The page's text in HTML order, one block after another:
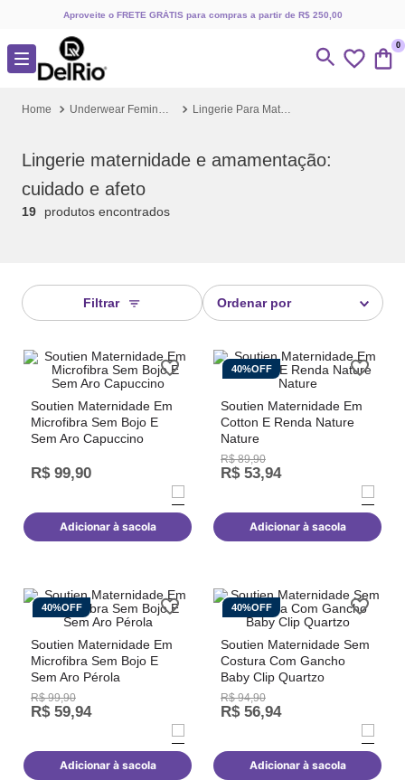
Aproveite o FRETE GRÁTIS para compras a partir de R$ 250,00
0
Underwear Feminino Lingerie Para Maternidade
Lingerie maternidade e amamentação:
cuidado e afeto
19 produtos
Filtrar Ordenar por
Soutien Maternidade Em
Microfibra Sem Bojo E
Sem Aro Capuccino
R$ 99,90
Adicionar à sacola
40%OFF
Soutien Maternidade Em
Cotton E Renda Nature
Nature
R$ 89,90
R$ 53,94
Adicionar à sacola
40%OFF
Soutien Maternidade Em
Microfibra Sem Bojo E
Sem Aro Pérola
R$ 99,90
R$ 59,94
Adicionar à sacola
40%OFF
Soutien Maternidade Sem
Costura Com Gancho
Baby Clip Quartzo
R$ 94,90
R$ 56,94
Adicionar à sacola